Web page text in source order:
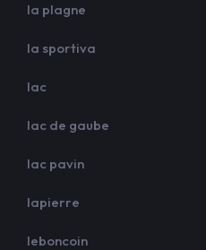
la plagne
la sportiva
lac
lac de gaube
lac pavin
lapierre
leboncoin